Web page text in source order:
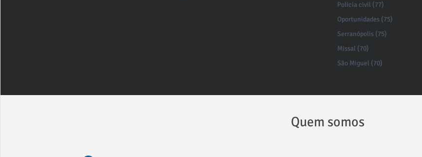
Policia civil (77)
Oportunidades (75)
Serranópolis (75)
Missal (70)
São Miguel (70)
Quem somos